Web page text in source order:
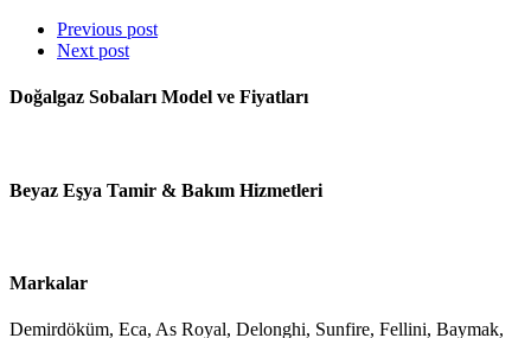
Previous post
Next post
Doğalgaz Sobaları Model ve Fiyatları
Beyaz Eşya Tamir & Bakım Hizmetleri
Markalar
Demirdöküm, Eca, As Royal, Delonghi, Sunfire, Fellini, Baymak,